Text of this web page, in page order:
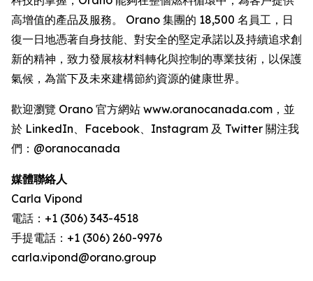
高增值的產品及服務。 Orano 集團的 18,500 名員工，日
復一日地憑著自身技能、對安全的堅定承諾以及持續追求創
新的精神，致力發展核材料轉化與控制的專業技術，以保護
氣候，為當下及未來建構節約資源的健康世界。
歡迎瀏覽 Orano 官方網站 www.oranocanada.com，並
於 LinkedIn、Facebook、Instagram 及 Twitter 關注我
們：@oranocanada
媒體聯絡人
Carla Vipond
電話：+1 (306) 343-4518
手提電話：+1 (306) 260-9976
carla.vipond@orano.group